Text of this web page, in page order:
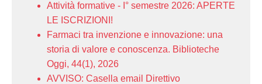
Attività formative - I° semestre 2026: APERTE
LE ISCRIZIONI!
Farmaci tra invenzione e innovazione: una
storia di valore e conoscenza. Biblioteche
Oggi, 44(1), 2026
AVVISO: Casella email Direttivo